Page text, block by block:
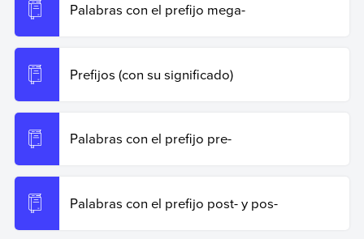
Palabras con el prefijo mega-
Prefijos (con su significado)
Palabras con el prefijo pre-
Palabras con el prefijo post- y pos-